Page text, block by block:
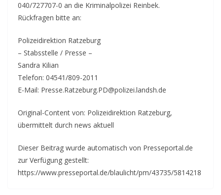
040/727707-0 an die Kriminalpolizei Reinbek.
Rückfragen bitte an:
Polizeidirektion Ratzeburg
– Stabsstelle / Presse –
Sandra Kilian
Telefon: 04541/809-2011
E-Mail: Presse.Ratzeburg.PD@polizei.landsh.de
Original-Content von: Polizeidirektion Ratzeburg,
übermittelt durch news aktuell
Dieser Beitrag wurde automatisch von Presseportal.de
zur Verfügung gestellt:
https://www.presseportal.de/blaulicht/pm/43735/5814218